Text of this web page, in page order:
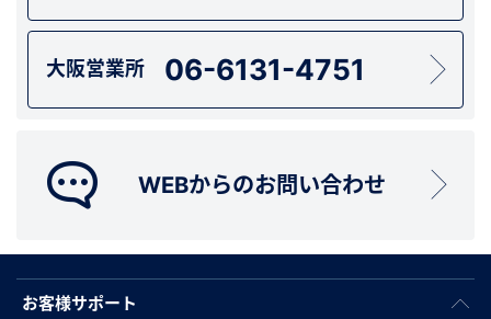
大阪営業所 06-6131-4751
WEBからのお問い合わせ
お客様サポート